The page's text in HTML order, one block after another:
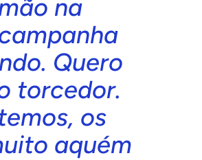
na
Quero
torcedor.
os
aquém